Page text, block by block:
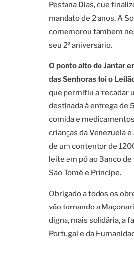
Pestana Dias, que
mandato de 2 anos.A
comemorou tambem
seu 2º aniversário.
O ponto alto do Jantar
das Senhoras foi o
que permitiu arrecadar
destinada à entrega de
comida e
crianças da Venezuela e
de um contentor de
leite em pó ao Banco de
São Tomé e Príncipe.
Obrigado a todos os
vão tornando a
digna, mais solidária, a
Portugal e da